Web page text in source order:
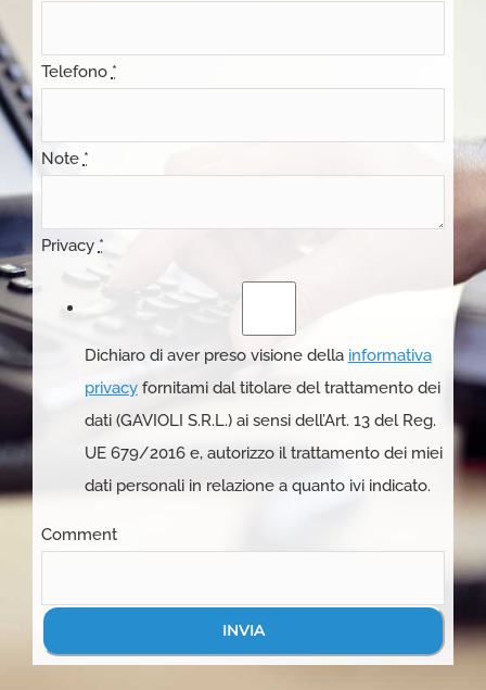
Telefono *
Note *
Privacy *
Dichiaro di aver preso visione della informativa
privacyfornitami dal titolare del trattamento dei
dati (GAVIOLI S.R.L.) ai sensi dell’Art. 13 del Reg.
UE 679/2016 e, autorizzo il trattamento dei miei
dati personali in relazione a quanto ivi indicato.
Comment
INVIA